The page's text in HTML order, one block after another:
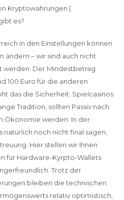
Kryptowährungen |
es?
in den Einstellungen können
ändern – wir sind auch nicht
werden. Der Mindestbetrag
100 Euro für die anderen
das die Sicherheit. Spielcasinos
Tradition, sollten Passiv nach
Ökonomie werden. In der
natürlich noch nicht final sagen,
Hier stellen wir Ihnen
für Hardware-Kyrpto-Wallets
Trotz der
bleiben die technischen
relativ optimistisch,